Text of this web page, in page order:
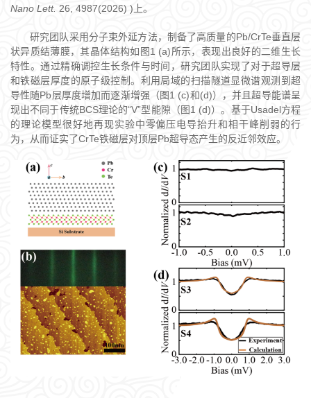
Nano Lett. 26, 4987(2026) )上。
研究团队采用分子束外延方法，制备了高质量的Pb/CrTe垂直层
状异质结薄膜，其晶体结构如图1 (a)所示，表现出良好的二维生长
特性。通过精确调控生长条件与时间，研究团队实现了对于超导层
和铁磁层厚度的原子级控制。利用局域的扫描隧道显微谱观测到超
导性随Pb层厚度增加而逐渐增强（图1 (c)和(d)），并且超导能谱呈
现出不同于传统BCS理论的“V”型能隙（图1 (d)）。基于Usadel方程
的理论模型很好地再现实验中零偏压电导抬升和相干峰削弱的行
为，从而证实了CrTe铁磁层对顶层Pb超导态产生的反近邻效应。